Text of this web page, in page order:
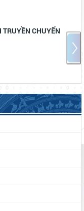
TRUYỀN CHUYỂN